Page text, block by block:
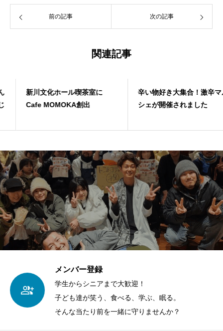
前の記事 次の記事
関連記事
新川文化ホール喫茶室に
Cafe MOMOKA創出
辛い物好き大集合！激辛マル
シェが開催されました
メンバー登録
学生からシニアまで大歓迎！
子ども達が笑う、食べる、学ぶ、眠る。
そんな当たり前を一緒に守りませんか？